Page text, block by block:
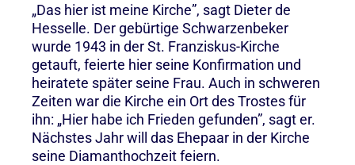
„Das hier ist meine Kirche”, sagt Dieter de
Hesselle. Der gebürtige Schwarzenbeker
wurde 1943 in der St. Franziskus-Kirche
getauft, feierte hier seine Konfirmation und
heiratete später seine Frau. Auch in schweren
Zeiten war die Kirche ein Ort des Trostes für
ihn: „Hier habe ich Frieden gefunden”, sagt er.
Nächstes Jahr will das Ehepaar in der Kirche
seine Diamanthochzeit feiern.